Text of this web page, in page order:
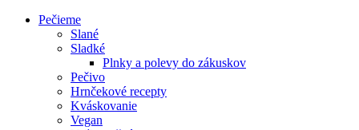
Pečieme
Slané
Sladké
Plnky a polevy do zákuskov
Pečivo
Hrnčekové recepty
Kváskovanie
Vegan